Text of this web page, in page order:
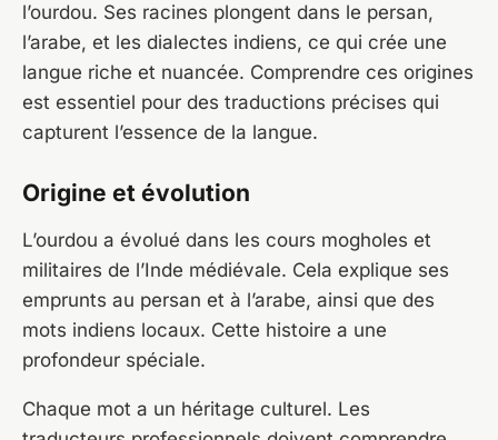
l’ourdou. Ses racines plongent dans le persan,
l’arabe, et les dialectes indiens, ce qui crée une
langue riche et nuancée. Comprendre ces origines
est essentiel pour des traductions précises qui
capturent l’essence de la langue.
Origine et évolution
L’ourdou a évolué dans les cours mogholes et
militaires de l’Inde médiévale. Cela explique ses
emprunts au persan et à l’arabe, ainsi que des
mots indiens locaux. Cette histoire a une
profondeur spéciale.
Chaque mot a un héritage culturel. Les